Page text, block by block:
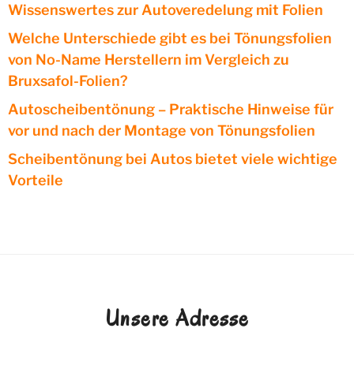
Wissenswertes zur Autoveredelung mit Folien
Welche Unterschiede gibt es bei Tönungsfolien
von No-Name Herstellern im Vergleich zu
Bruxsafol-Folien?
Autoscheibentönung – Praktische Hinweise für
vor und nach der Montage von Tönungsfolien
Scheibentönung bei Autos bietet viele wichtige
Vorteile
Unsere Adresse